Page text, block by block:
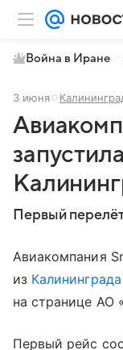
Война в Иране
3 июня
Первый
Авиакомпания
из Калининграда
на странице АО
Первый рейс